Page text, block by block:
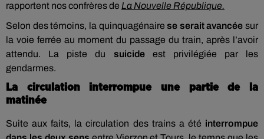
rapportent nos confrères de La Nouvelle République.
Selon des témoins, la quinquagénairese serait avancée sur
la voie ferrée au moment du passage du train, après l’avoir
attendu. La piste du suicideest privilégiée par les
gendarmes.
La circulation interrompue une partie de la
matinée
Suite aux faits, la circulation des trains a été interrompue